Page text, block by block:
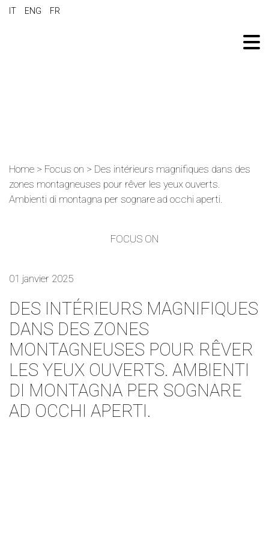
IT ENG FR
Home > Focus on > Des intérieurs magnifiques dans des
zones montagneuses pour rêver les yeux ouverts.
Ambienti di montagna per sognare ad occhi aperti.
FOCUS ON
01 janvier 2025
DES INTÉRIEURS MAGNIFIQUES
DANS DES ZONES
MONTAGNEUSES POUR RÊVER
LES YEUX OUVERTS. AMBIENTI
DI MONTAGNA PER SOGNARE
AD OCCHI APERTI.